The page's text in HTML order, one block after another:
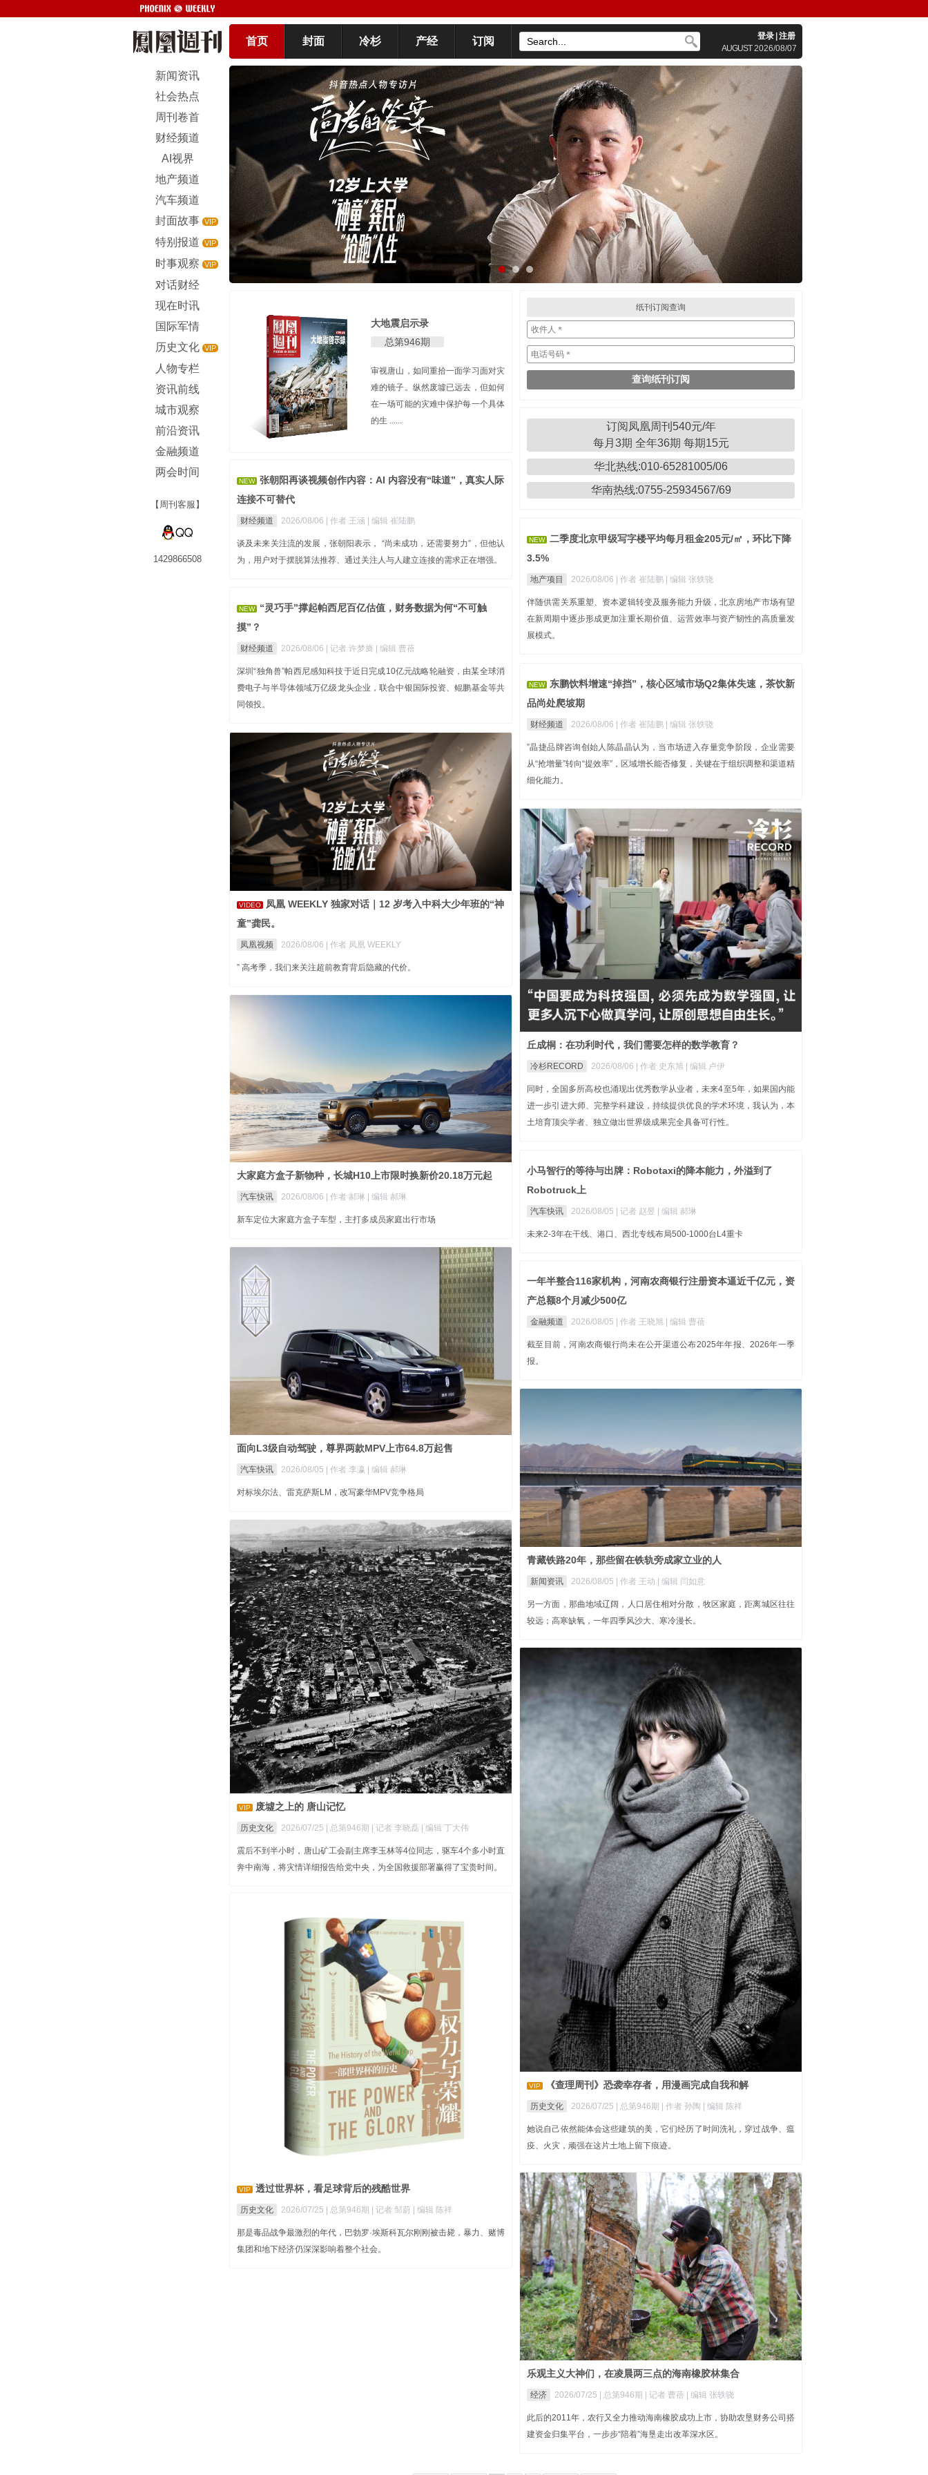
首页 封面 冷杉 产经 订阅 登录 注册
AUGUST2026/08/07
新闻资讯
社会热点
周刊卷首
财经频道
AI视界
地产频道
汽车频道
封面故事 VIP
特别报道 VIP
时事观察 VIP
对话财经
现在时讯
国际军情
历史文化 VIP
人物专栏
资讯前线
城市观察
前沿资讯
金融频道
两会时间
【周刊客服】
1429866508
大地震启示录
总第946期
审视唐山，如同重拾一面学习面对灾
难的镜子。纵然废墟已远去，但如何
在一场可能的灾难中保护每一个具体
的生 ......
纸刊订阅查询
订阅凤凰周刊540元/年
每月3期 全年36期 每期15元
华北热线:010-65281005/06
华南热线:0755-25934567/69
NEW
张朝阳再谈视频创作内容：AI 内容没有“味道”，真实人际
连接不可替代
财经频道 2026/08/06 | 作者 王涵 | 编辑 崔陆鹏
谈及未来关注流的发展，张朝阳表示， “尚未成功，还需要努力”，但他认
为，用户对于摆脱算法推荐、通过关注人与人建立连接的需求正在增强。
NEW
二季度北京甲级写字楼平均每月租金205元/㎡，环比下降
3.5%
地产项目 2026/08/06 | 作者 崔陆鹏 | 编辑 张轶骁
伴随供需关系重塑、资本逻辑转变及服务能力升级，北京房地产市场有望
在新周期中逐步形成更加注重长期价值、运营效率与资产韧性的高质量发
展模式。
NEW
“灵巧手”撑起帕西尼百亿估值，财务数据为何“不可触
摸”？
财经频道 2026/08/06 | 记者 许梦旖 | 编辑 曹蓓
深圳“独角兽”帕西尼感知科技于近日完成10亿元战略轮融资，由某全球消
费电子与半导体领域万亿级龙头企业，联合中银国际投资、鲲鹏基金等共
同领投。
NEW
东鹏饮料增速“掉挡”，核心区域市场Q2集体失速，茶饮新
品尚处爬坡期
财经频道 2026/08/06 | 作者 崔陆鹏 | 编辑 张轶骁
”晶捷品牌咨询创始人陈晶晶认为，当市场进入存量竞争阶段，企业需要
从“抢增量”转向“提效率”，区域增长能否修复，关键在于组织调整和渠道精
细化能力。
VIDEO
凤凰 WEEKLY 独家对话｜12 岁考入中科大少年班的“神
童”龚民。
凤凰视频 2026/08/06 | 作者 凤凰 WEEKLY
” 高考季，我们来关注超前教育背后隐藏的代价。
丘成桐：在功利时代，我们需要怎样的数学教育？
冷杉RECORD 2026/08/06 | 作者 史东旭 | 编辑 卢伊
同时，全国多所高校也涌现出优秀数学从业者，未来4至5年，如果国内能
进一步引进大师、完整学科建设，持续提供优良的学术环境，我认为，本
土培育顶尖学者、独立做出世界级成果完全具备可行性。
大家庭方盒子新物种，长城H10上市限时换新价20.18万元起
汽车快讯 2026/08/06 | 作者 郝琳 | 编辑 郝琳
新车定位大家庭方盒子车型，主打多成员家庭出行市场
小马智行的等待与出牌：Robotaxi的降本能力，外溢到了
Robotruck上
汽车快讯 2026/08/05 | 记者 赵昱 | 编辑 郝琳
未来2-3年在干线、港口、西北专线布局500-1000台L4重卡
面向L3级自动驾驶，尊界两款MPV上市64.8万起售
汽车快讯 2026/08/05 | 作者 李瀛 | 编辑 郝琳
对标埃尔法、雷克萨斯LM，改写豪华MPV竞争格局
一年半整合116家机构，河南农商银行注册资本逼近千亿元，资
产总额8个月减少500亿
金融频道 2026/08/05 | 作者 王晓旭 | 编辑 曹蓓
截至目前，河南农商银行尚未在公开渠道公布2025年年报、2026年一季
报。
青藏铁路20年，那些留在铁轨旁成家立业的人
新闻资讯 2026/08/05 | 作者 王动 | 编辑 闫如意
另一方面，那曲地域辽阔，人口居住相对分散，牧区家庭，距离城区往往
较远；高寒缺氧，一年四季风沙大、寒冷漫长。
VIP 废墟之上的 唐山记忆
历史文化 2026/07/25 | 总第946期 | 记者 李晓磊 | 编辑 丁大伟
震后不到半小时，唐山矿工会副主席李玉林等4位同志，驱车4个多小时直
奔中南海，将灾情详细报告给党中央，为全国救援部署赢得了宝贵时间。
VIP 《查理周刊》恐袭幸存者，用漫画完成自我和解
历史文化 2026/07/25 | 总第946期 | 作者 孙陶 | 编辑 陈祥
她说自己依然能体会这些建筑的美，它们经历了时间洗礼，穿过战争、瘟
疫、火灾，顽强在这片土地上留下痕迹。
VIP 透过世界杯，看足球背后的残酷世界
历史文化 2026/07/25 | 总第946期 | 记者 邹蔚 | 编辑 陈祥
那是毒品战争最激烈的年代，巴勃罗·埃斯科瓦尔刚刚被击毙，暴力、赌博
集团和地下经济仍深深影响着整个社会。
乐观主义大神们，在凌晨两三点的海南橡胶林集合
经济 2026/07/25 | 总第946期 | 记者 曹蓓 | 编辑 张轶骁
此后的2011年，农行又全力推动海南橡胶成功上市，协助农垦财务公司搭
建资金归集平台，一步步“陪着”海垦走出改革深水区。